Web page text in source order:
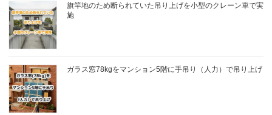
旗竿地のため断られていた吊り上げを小型のクレーン車で実
施
ガラス窓78kgをマンション5階に手吊り（人力）で吊り上げ